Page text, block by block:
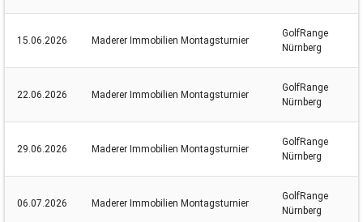
15.06.2026 Maderer Immobilien Montagsturnier
GolfRange
Nürnberg
22.06.2026 Maderer Immobilien Montagsturnier
GolfRange
Nürnberg
29.06.2026 Maderer Immobilien Montagsturnier
GolfRange
Nürnberg
06.07.2026 Maderer Immobilien Montagsturnier
GolfRange
Nürnberg